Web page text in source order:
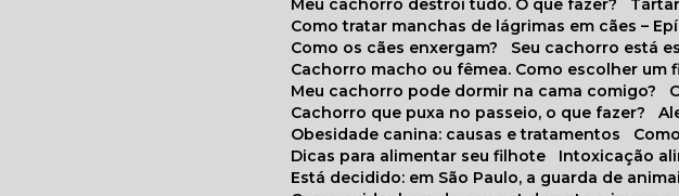
Meu cachorro destrói tudo. O que fazer?
Como tratar manchas de lágrimas em cães –
Como os cães enxergam?
Seu cachorro está
Cachorro macho ou fêmea. Como escolher um
Meu cachorro pode dormir na cama comigo?
Cachorro que puxa no passeio, o que fazer?
Obesidade canina: causas e tratamentos
Dicas para alimentar seu filhote
Intoxicação
Está decidido: em São Paulo, a guarda de